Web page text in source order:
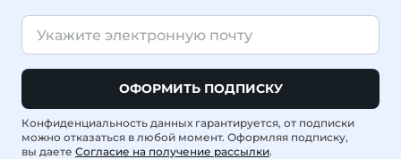
ОФОРМИТЬ ПОДПИСКУ
Конфиденциальность данных гарантируется, от подписки
можно отказаться в любой момент. Оформляя подписку,
вы даете Согласие на получение рассылки.